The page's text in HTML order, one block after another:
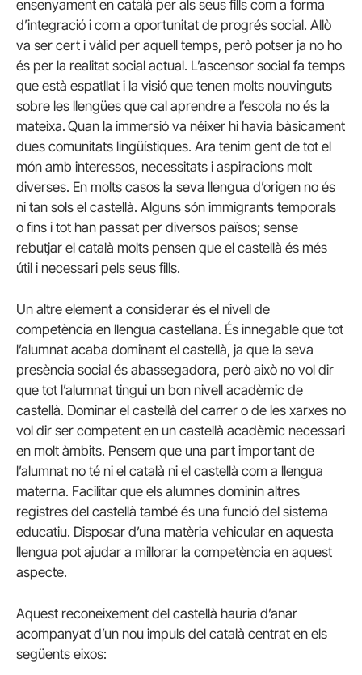
ensenyament en català per als seus fills com a forma
d’integració i com a oportunitat de progrés social. Allò
va ser cert i vàlid per aquell temps, però potser ja no ho
és per la realitat social actual. L’ascensor social fa temps
que està espatllat i la visió que tenen molts nouvinguts
sobre les llengües que cal aprendre a l’escola no és la
mateixa. Quan la immersió va néixer hi havia bàsicament
dues comunitats lingüístiques. Ara tenim gent de tot el
món amb interessos, necessitats i aspiracions molt
diverses. En molts casos la seva llengua d’origen no és
ni tan sols el castellà. Alguns són immigrants temporals
o fins i tot han passat per diversos països; sense
rebutjar el català molts pensen que el castellà és més
útil i necessari pels seus fills.
Un altre element a considerar és el nivell de
competència en llengua castellana. És innegable que tot
l’alumnat acaba dominant el castellà, ja que la seva
presència social és abassegadora, però això no vol dir
que tot l’alumnat tingui un bon nivell acadèmic de
castellà. Dominar el castellà del carrer o de les xarxes no
vol dir ser competent en un castellà acadèmic necessari
en molt àmbits. Pensem que una part important de
l’alumnat no té ni el català ni el castellà com a llengua
materna. Facilitar que els alumnes dominin altres
registres del castellà també és una funció del sistema
educatiu. Disposar d’una matèria vehicular en aquesta
llengua pot ajudar a millorar la competència en aquest
aspecte.
Aquest reconeixement del castellà hauria d’anar
acompanyat d’un nou impuls del català centrat en els
següents eixos: